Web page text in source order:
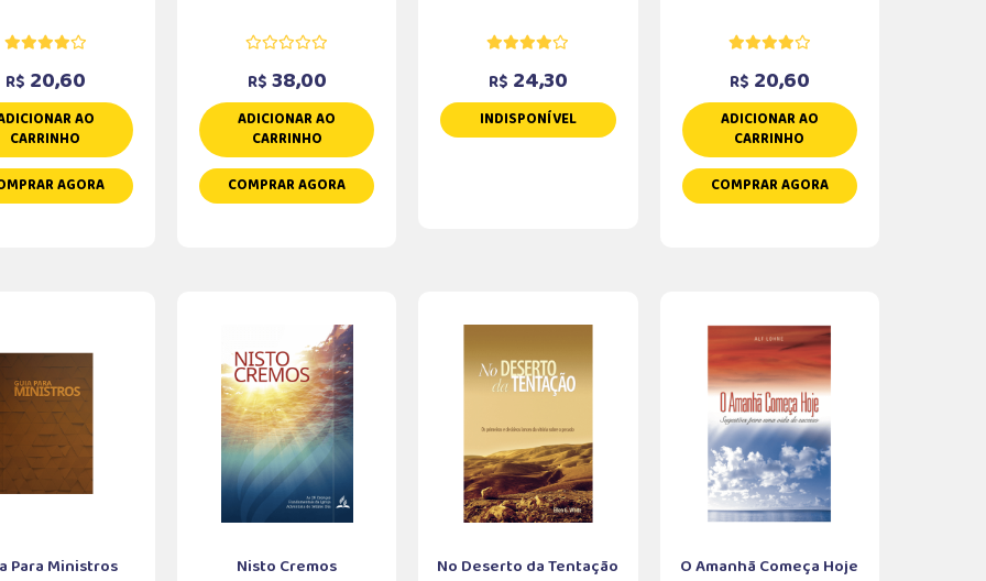
R$ 20,60
AO
CARRINHO
AGORA
R$ 38,00
ADICIONAR AO
CARRINHO
COMPRAR AGORA
R$ 24,30
INDISPONÍVEL
R$ 20,60
ADICIONAR AO
CARRINHO
COMPRAR AGORA
Para Ministros Nisto Cremos No Deserto da Tentação O Amanhã Começa Hoje